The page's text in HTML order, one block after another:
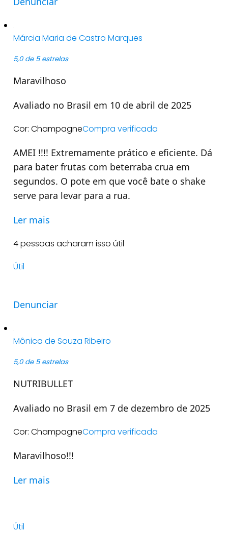
Márcia Maria de Castro Marques
5,0 de 5 estrelas
Maravilhoso
Avaliado no Brasil em 10 de abril de 2025
Cor: ChampagneCompra verificada
AMEI !!!! Extremamente prático e eficiente. Dá
para bater frutas com beterraba crua em
segundos. O pote em que você bate o shake
serve para levar para a rua.
Ler mais
4 pessoas acharam isso útil
Útil
Denunciar
Mônica de Souza Ribeiro
5,0 de 5 estrelas
NUTRIBULLET
Avaliado no Brasil em 7 de dezembro de 2025
Cor: ChampagneCompra verificada
Maravilhoso!!!
Ler mais
Útil